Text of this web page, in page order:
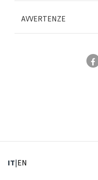
AVVERTENZE
IT: Lingua corrente
|EN